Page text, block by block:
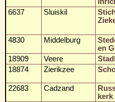
6637 Sluiskil
4830 Middelburg
en
18909 Veere
18874
Zierikzee
22683
Cadzand
kerk